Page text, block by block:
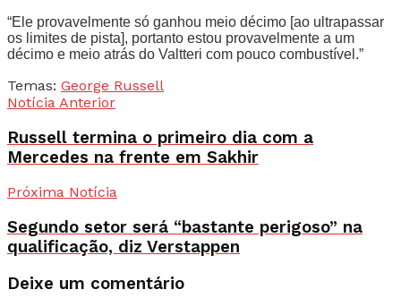
“Ele provavelmente só ganhou meio décimo [ao ultrapassar
os limites de pista], portanto estou provavelmente a um
décimo e meio atrás do Valtteri com pouco combustível.”
Temas: George Russell
Notícia Anterior
Russell termina o primeiro dia com a
Mercedes na frente em Sakhir
Próxima Notícia
Segundo setor será “bastante perigoso” na
qualificação, diz Verstappen
Deixe um comentário